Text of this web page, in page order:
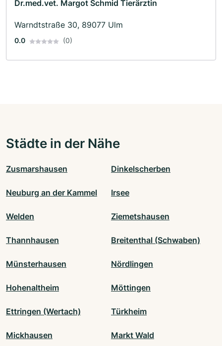
Dr.med.vet. Margot Schmid Tierärztin
Warndtstraße 30, 89077 Ulm
0.0 (0)
Städte in der Nähe
Zusmarshausen Dinkelscherben
Neuburg an der Kammel Irsee
Welden Ziemetshausen
Thannhausen Breitenthal (Schwaben)
Münsterhausen Nördlingen
Hohenaltheim Möttingen
Ettringen (Wertach) Türkheim
Mickhausen Markt Wald